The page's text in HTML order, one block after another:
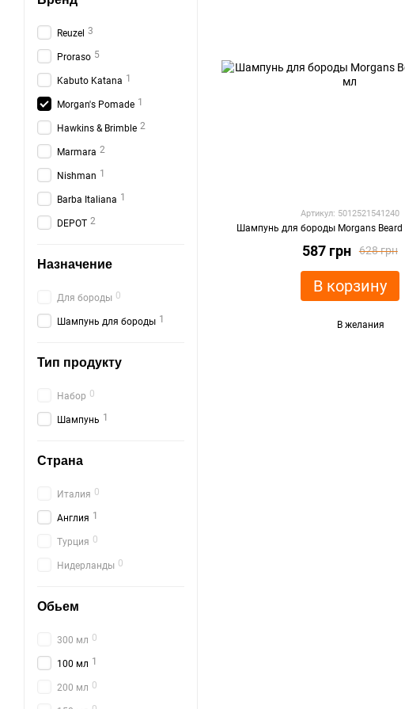
Артикул: 5012521541240
Шампунь для бороды Morgans Beard
628 грн
587 грн
В корзину
В желания
Reuzel 3
Proraso 5
Kabuto Katana 1
Morgan's Pomade 1
Hawkins & Brimble 2
Marmara 2
Nishman 1
Barba Italiana 1
DEPOT 2
Назначение
Для бороды 0
Шампунь для бороды 1
Тип продукту
Набор 0
Шампунь 1
Страна
Италия 0
Англия 1
Турция 0
Нидерланды 0
Обьем
300 мл 0
100 мл 1
200 мл 0